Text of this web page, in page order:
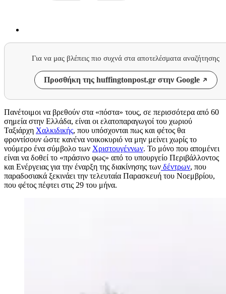
Για να μας βλέπεις πιο συχνά στα αποτελέσματα αναζήτησης
Προσθήκη της huffingtonpost.gr στην Google
Πανέτοιμοι να βρεθούν στα «πόστα» τους, σε περισσότερα από 60
σημεία στην Ελλάδα, είναι οι ελατοπαραγωγοί του χωριού
Ταξιάρχη Χαλκιδικής, που υπόσχονται πως και φέτος θα
φροντίσουν ώστε κανένα νοικοκυριό να μην μείνει χωρίς το
νούμερο ένα σύμβολο των Χριστουγέννων. Το μόνο που απομένει
είναι να δοθεί το «πράσινο φως» από το υπουργείο Περιβάλλοντος
και Ενέργειας για την έναρξη της διακίνησης των δέντρων, που
παραδοσιακά ξεκινάει την τελευταία Παρασκευή του Νοεμβρίου,
που φέτος πέφτει στις 29 του μήνα.